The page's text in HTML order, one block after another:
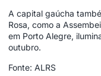
A capital gaúcha
Rosa, como a
em Porto Alegre,
outubro.
Fonte: ALRS